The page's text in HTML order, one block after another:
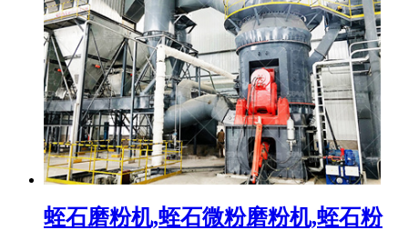
蛭石磨粉机,蛭石微粉磨粉机,蛭石粉